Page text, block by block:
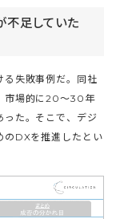
不足していた
る失敗事例だ。同社
市場的に20～30年
た。そこで、デジ
のDXを推進したとい